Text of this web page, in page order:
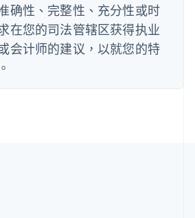
确性、完整性、充分性或时
在您的司法管辖区获得执业
会计师的建议，以就您的特